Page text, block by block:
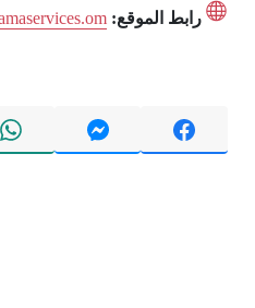
رابط الموقع: